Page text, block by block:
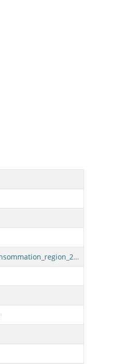
https://donneesouvertes.affmunqc.net/sqeep_2019_2025/consommation_region_2020.csv